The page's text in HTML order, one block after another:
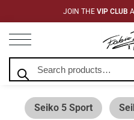
JOIN THE VIP CLUB
Seiko 5 Sport